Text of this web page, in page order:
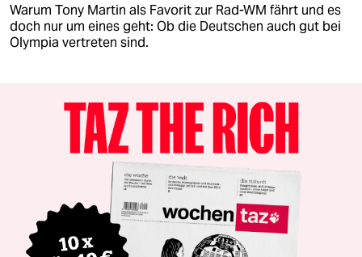
Warum Tony Martin als Favorit zur Rad-WM fährt und es
doch nur um eines geht: Ob die Deutschen auch gut bei
Olympia vertreten sind.